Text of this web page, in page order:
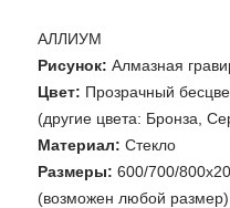
АЛЛИУМ
Рисунок: Алмазная
Цвет: Прозрачный
(другие цвета: Бронза,
Материал: Стекло
Размеры: 600/700/
(возможен любой размер)